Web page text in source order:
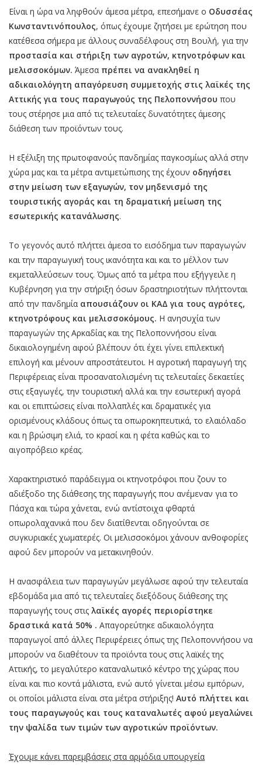
Είναι η ώρα να ληφθούν άμεσα μέτρα, επεσήμανε ο Οδυσσέας
Κωνσταντινόπουλος, όπως έχουμε ζητήσει με ερώτηση που
κατέθεσα σήμερα με άλλους συναδέλφους στη Βουλή, για την
προστασία και στήριξη των αγροτών, κτηνοτρόφων και
μελισσοκόμων. Άμεσα πρέπει να ανακληθεί η
αδικαιολόγητη απαγόρευση συμμετοχής στις λαϊκές της
Αττικής για τους παραγωγούς της Πελοποννήσου που
τους στέρησε μια από τις τελευταίες δυνατότητες άμεσης
διάθεση των προϊόντων τους.
Η εξέλιξη της πρωτοφανούς πανδημίας παγκοσμίως αλλά στην
χώρα μας και τα μέτρα αντιμετώπισης της έχουν οδηγήσει
στην μείωση των εξαγωγών, τον μηδενισμό της
τουριστικής αγοράς και τη δραματική μείωση της
εσωτερικής κατανάλωσης.
Το γεγονός αυτό πλήττει άμεσα το εισόδημα των παραγωγών
και την παραγωγική τους ικανότητα και και το μέλλον των
εκμεταλλεύσεων τους. Όμως από τα μέτρα που εξήγγειλε η
Κυβέρνηση για την στήριξη όσων δραστηριοτήτων πλήττονται
από την πανδημία απουσιάζουν οι ΚΑΔ για τους αγρότες,
κτηνοτρόφους και μελισσοκόμους. Η ανησυχία των
παραγωγών της Αρκαδίας και της Πελοποννήσου είναι
δικαιολογημένη αφού βλέπουν ότι έχει γίνει επιλεκτική
επιλογή και μένουν απροστάτευτοι. Η αγροτική παραγωγή της
Περιφέρειας είναι προσανατολισμένη τις τελευταίες δεκαετίες
στις εξαγωγές, την τουριστική αλλά και την εσωτερική αγορά
και οι επιπτώσεις είναι πολλαπλές και δραματικές για
ορισμένους κλάδους όπως τα οπωροκηπευτικά, το ελαιόλαδο
και η βρώσιμη ελιά, το κρασί και η φέτα καθώς και το
αιγοπρόβειο κρέας.
Χαρακτηριστικό παράδειγμα οι κτηνοτρόφοι που ζουν το
αδιέξοδο της διάθεσης της παραγωγής που ανέμεναν για το
Πάσχα και τώρα χάνεται, ενώ αντίστοιχα φθαρτά
οπωρολαχανικά που δεν διατίθενται οδηγούνται σε
συγκυριακές χωματερές. Οι μελισσοκόμοι χάνουν ανθοφορίες
αφού δεν μπορούν να μετακινηθούν.
Η ανασφάλεια των παραγωγών μεγάλωσε αφού την τελευταία
εβδομάδα μια από τις τελευταίες διεξόδους διάθεσης της
παραγωγής τους στις λαϊκές αγορές περιορίστηκε
δραστικά κατά 50% . Απαγορεύτηκε αδικαιολόγητα
παραγωγοί από άλλες Περιφέρειες όπως της Πελοποννήσου να
μπορούν να διαθέτουν τα προϊόντα τους στις λαϊκές της
Αττικής, το μεγαλύτερο καταναλωτικό κέντρο της χώρας που
είναι και πιο κοντά μάλιστα, ενώ αυτό γίνεται μέσω εμπόρων,
οι οποίοι μάλιστα είναι στα μέτρα στήριξης! Αυτό πλήττει και
τους παραγωγούς και τους καταναλωτές αφού μεγαλώνει
την ψαλίδα των τιμών των αγροτικών προϊόντων.
Έχουμε κάνει παρεμβάσεις στα αρμόδια υπουργεία